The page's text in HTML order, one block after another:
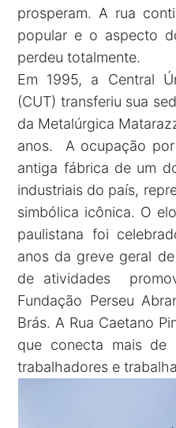
prosperam. A rua
popular e o aspecto
perdeu totalmente.
Em 1995, a Central
(CUT) transferiu sua
da Metalúrgica
anos. A ocupação
antiga fábrica de um
industriais do país,
simbólica icônica. O
paulistana foi
anos da greve geral
de atividades
Fundação Perseu
Brás. A Rua Caetano
que conecta mais
trabalhadores e